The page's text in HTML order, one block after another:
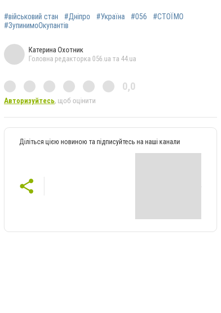
#військовий стан #Дніпро #Україна #056
#СТОЇМО
#ЗупинимоОкупантів
Катерина Охотник
Головна редакторка 056.ua та 44.ua
0,0
Авторизуйтесь, щоб оцінити
Діліться цією новиною та підписуйтесь на наші канали